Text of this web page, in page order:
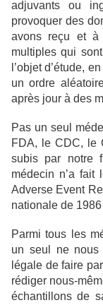
adjuvants ou
provoquer des
avons reçu et à
multiples qui
l’objet d’étude,
un ordre
après jour à des
Pas un seul
FDA, le CDC, le
subis par notre
médecin n’a fait
Adverse Event
nationale de
Parmi tous les
un seul ne
légale de faire
rédiger nous-
échantillons de